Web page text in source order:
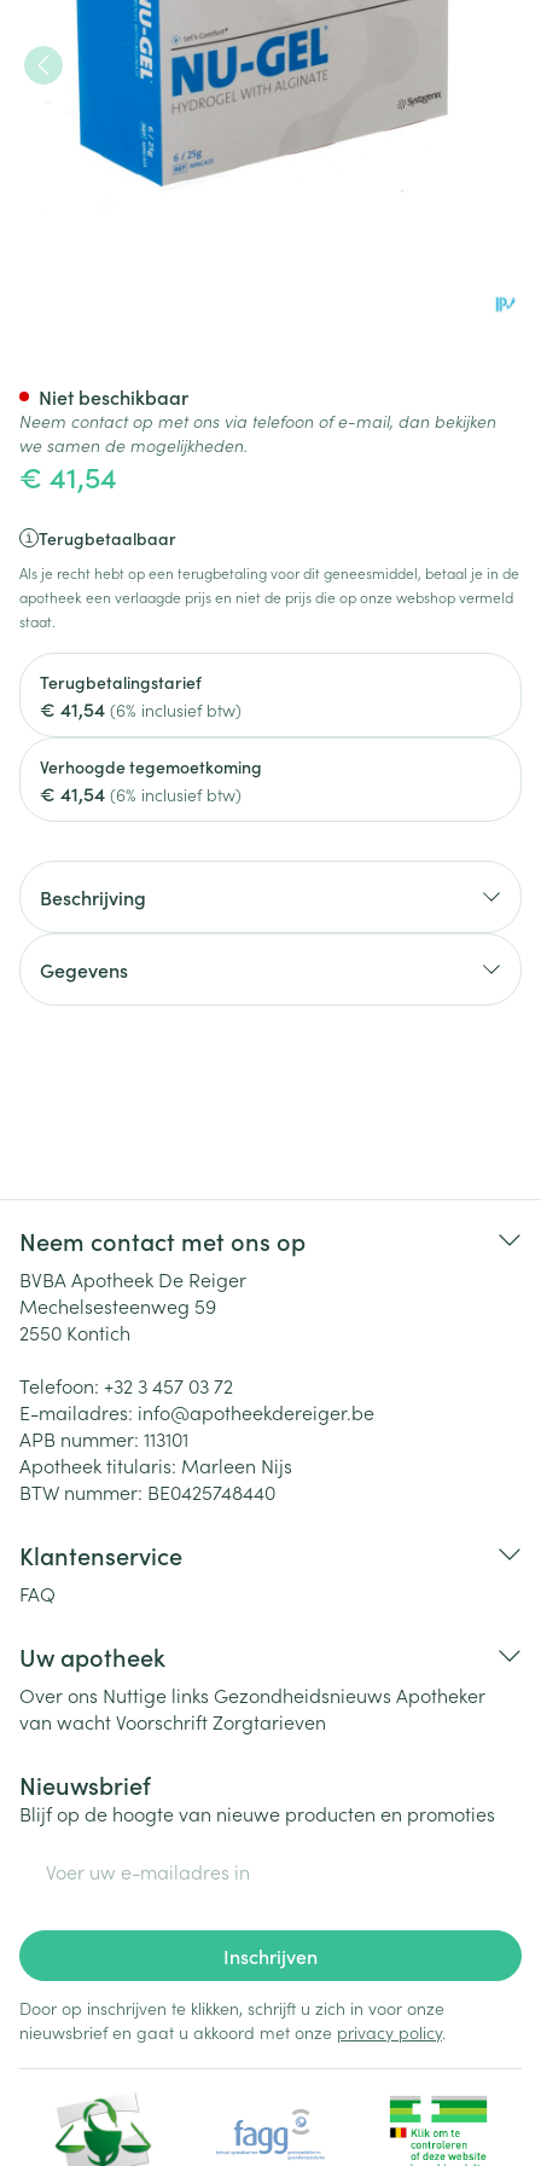
€ 41,54
Terugbetaalbaar
Als je recht hebt op een terugbetaling voor dit geneesmiddel, betaal je in de
apotheek een verlaagde prijs en niet de prijs die op onze webshop vermeld
staat.
Terugbetalingstarief
€ 41,54 (6% inclusief btw)
Verhoogde tegemoetkoming
€ 41,54 (6% inclusief btw)
Niet beschikbaar
Neem contact op met ons via telefoon of e-mail, dan bekijken
we samen de mogelijkheden.
Beschrijving
Gegevens
Neem contact met ons op
BVBA Apotheek De Reiger
Mechelsesteenweg 59
2550 Kontich
Telefoon: +32 3 457 03 72
E-mailadres: info@apotheekdereiger.be
APB nummer: 113101
Apotheek titularis: Marleen Nijs
BTW nummer: BE0425748440
Klantenservice
FAQ
Uw apotheek
Over ons Nuttige links Gezondheidsnieuws Apotheker
van wachtVoorschriftZorgtarieven
Nieuwsbrief
Blijf op de hoogte van nieuwe producten en promoties
Inschrijven
Door op inschrijven te klikken, schrijft u zich in voor onze
nieuwsbrief en gaat u akkoord met onze privacy policy.